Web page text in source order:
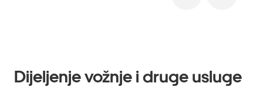
Dijeljenje vožnje i druge usluge